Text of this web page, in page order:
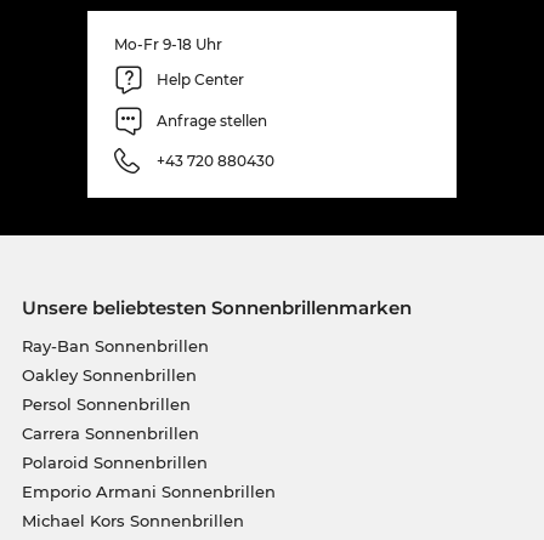
Mo-Fr 9-18 Uhr
Help Center
Anfrage stellen
+43 720 880430
Unsere beliebtesten Sonnenbrillenmarken
Ray-Ban Sonnenbrillen
Oakley Sonnenbrillen
Persol Sonnenbrillen
Carrera Sonnenbrillen
Polaroid Sonnenbrillen
Emporio Armani Sonnenbrillen
Michael Kors Sonnenbrillen